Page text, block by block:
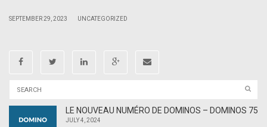
SEPTEMBER 29, 2023 UNCATEGORIZED
LE NOUVEAU NUMÉRO DE DOMINOS – DOMINOS 75
JULY 4, 2024